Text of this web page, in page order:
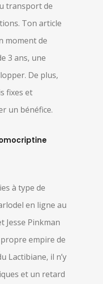
transport de
Ton article
moment de
3 ans, une
De plus,
fixes et
un bénéfice.
à type de
en ligne au
Jesse Pinkman
empire de
Lactibiane, il n’y
et un retard